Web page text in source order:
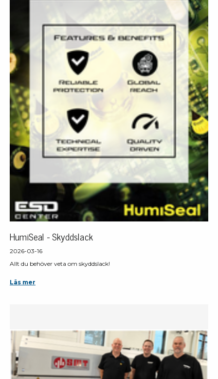
HumiSeal - Skyddslack
2026-03-16
Allt du behöver veta om skyddslack!
Läs mer